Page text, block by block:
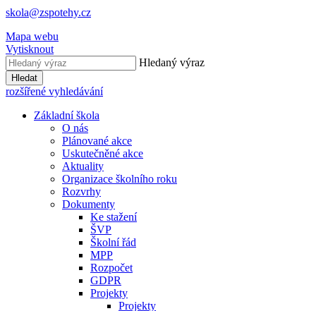
skola@zspotehy.cz
Mapa webu
Vytisknout
Hledaný výraz
Hledat
rozšířené vyhledávání
Základní škola
O nás
Plánované akce
Uskutečněné akce
Aktuality
Organizace školního roku
Rozvrhy
Dokumenty
Ke stažení
ŠVP
Školní řád
MPP
Rozpočet
GDPR
Projekty
Projekty